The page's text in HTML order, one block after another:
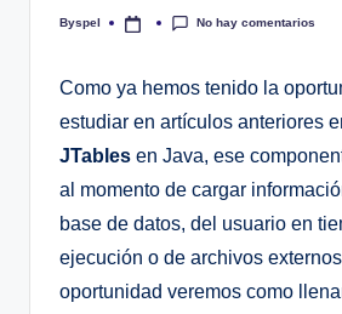
Publicado
Byspel No hay comentarios
Como ya hemos tenido la
estudiar en artículos anteriores
JTables en Java, ese
al momento de cargar
base de datos, del usuario en
ejecución o de archivos
oportunidad veremos como